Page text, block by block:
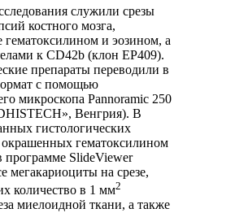
служили срезы
костного мозга,
и эозином, а
к CD42b (клон EP409).
препараты переводили в
с помощью
микроскопа Pannoramic 250
Венгрия). В
гистологических
окрашенных гематоксилином
программе SlideViewer
мегакариоциты на срезе,
количество в 1 мм2
миелоидной ткани, а также